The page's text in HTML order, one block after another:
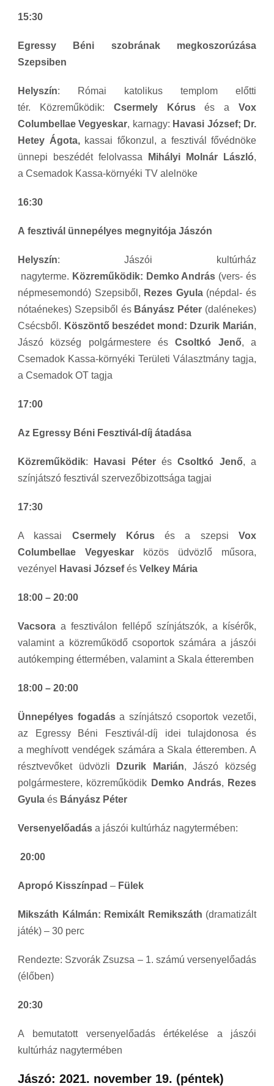
15:30
Egressy Béni szobrának megkoszorúzása
Szepsiben
Helyszín: Római katolikus templom előtti
tér. Közreműködik: Csermely Kórusés aVox
Columbellae Vegyeskar, karnagy: Havasi József; Dr.
Hetey Ágota, kassai főkonzul, a fesztivál fővédnöke
ünnepi beszédét felolvassa
Mihályi Molnár László,
a Csemadok Kassa-környéki TV alelnöke
16:30
A fesztivál ünnepélyes megnyitója Jászón
Helyszín: Jászói kultúrház
nagyterme. Közreműködik: Demko András (vers- és
népmesemondó) Szepsiből, Rezes Gyula (népdal- és
nótaénekes) Szepsiből ésBányász Péter (dalénekes)
Csécsből. Köszöntő beszédet mond: Dzurik Marián,
Jászó község polgármestere és Csoltkó Jenő, a
Csemadok Kassa-környéki Területi Választmány tagja,
a Csemadok OT tagja
17:00
Az Egressy Béni Fesztivál-díj átadása
Közreműködik: Havasi PéterésCsoltkó Jenő, a
színjátszó fesztivál szervezőbizottsága tagjai
17:30
A kassai Csermely Kórusés a szepsiVox
Columbellae Vegyeskar közös üdvözlő műsora,
vezényel
Havasi Józsefés Velkey Mária
18:00 – 20:00
Vacsora a fesztiválon fellépő színjátszók, a kísérők,
valamint a közreműködő csoportok számára a jászói
autókemping éttermében, valamint a Skala étteremben
18:00 – 20:00
Ünnepélyes fogadása színjátszó csoportok vezetői,
az Egressy Béni Fesztivál-díj idei tulajdonosa és
a meghívott vendégek számára a Skala étteremben. A
résztvevőket üdvözli
Dzurik Marián, Jászó község
polgármestere, közreműködik Demko András, Rezes
Gyula és Bányász Péter
Versenyelőadás a jászói kultúrház nagytermében:
20:00
Apropó Kisszínpad – Fülek
Mikszáth Kálmán: Remixált Remikszáth (dramatizált
játék) – 30 perc
Rendezte: Szvorák Zsuzsa – 1. számú versenyelőadás
(élőben)
20:30
A bemutatott versenyelőadás értékelése a jászói
kultúrház nagytermében
Jászó: 2021. november 19. (péntek)